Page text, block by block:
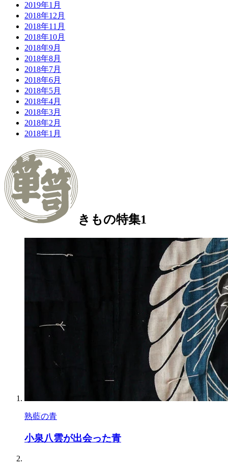
2019年1月
2018年12月
2018年11月
2018年10月
2018年9月
2018年8月
2018年7月
2018年6月
2018年5月
2018年4月
2018年3月
2018年2月
2018年1月
きもの特集1
熟藍の青
小泉八雲が出会った青